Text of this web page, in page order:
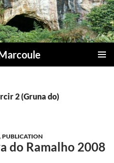
2 (Gruna do)
,PUBLICATION
do Ramalho 2008